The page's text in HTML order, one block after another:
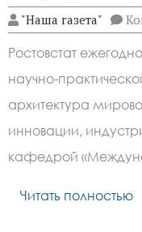
"Наша газета"
Ростовстат
научно-
архитектура
инновации,
кафедрой
Читать полностью